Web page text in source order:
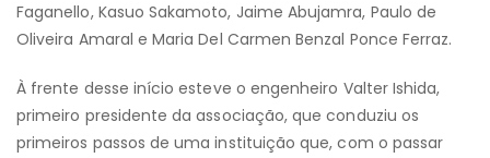
Faganello, Kasuo Sakamoto, Jaime Abujamra, Paulo de
Oliveira Amaral e Maria Del Carmen Benzal Ponce Ferraz.
À frente desse início esteve o engenheiro Valter Ishida,
primeiro presidente da associação, que conduziu os
primeiros passos de uma instituição que, com o passar